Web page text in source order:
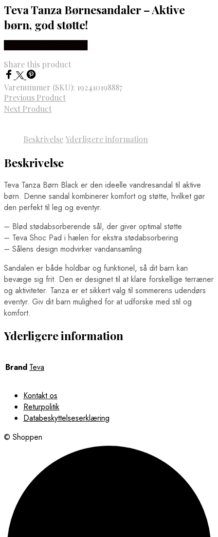
Teva Tanza Børnesandaler – Aktive
børn, god støtte!
Share this product
Varenummer (SKU): 192410198887
Previous Product
Next Product
Beskrivelse Yderligere information
Beskrivelse
Teva Tanza Børn Black er den ideelle vandresandal til aktive
børn. Denne sandal kombinerer komfort og støtte, hvilket gør
den perfekt til leg og eventyr.
– Blød stødabsorberende sål, der giver optimal støtte
– Teva Shoc Pad i hælen for ekstra stødabsorbering
– Sålens design modvirker vandansamling
Sandalen er både holdbar og funktionel, så dit barn kan
bevæge sig frit. Den er designet til at klare forskellige terræner
og aktiviteter. Tanza er et sikkert valg til sommerens udendørs
eventyr. Giv dit barn mulighed for at udforske med stil og
komfort.
Yderligere information
Brand Teva
Kontakt os
Returpolitik
Databeskyttelseserklæring
© Shoppen